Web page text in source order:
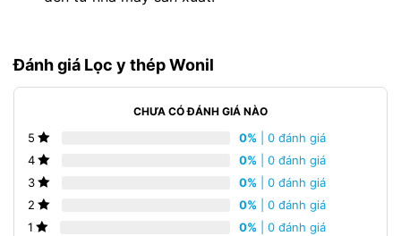
Đánh giá Lọc y thép Wonil
CHƯA CÓ ĐÁNH GIÁ NÀO
5 0% | 0 đánh giá
4
0% | 0 đánh giá
3
0% | 0 đánh giá
2
0% | 0 đánh giá
1
0% | 0 đánh giá